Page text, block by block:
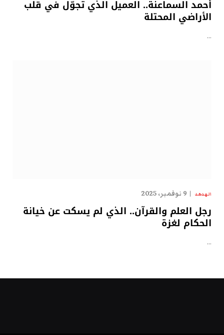
أحمد السماعنة.. العميل الذي تجوّل في قلب
الأراضي المحتلة
…
الهدهد 9 نوفمبر، 2025
رجل العلم والقرآن.. الذي لم يسكت عن خيانة
الحكام لغزة
…